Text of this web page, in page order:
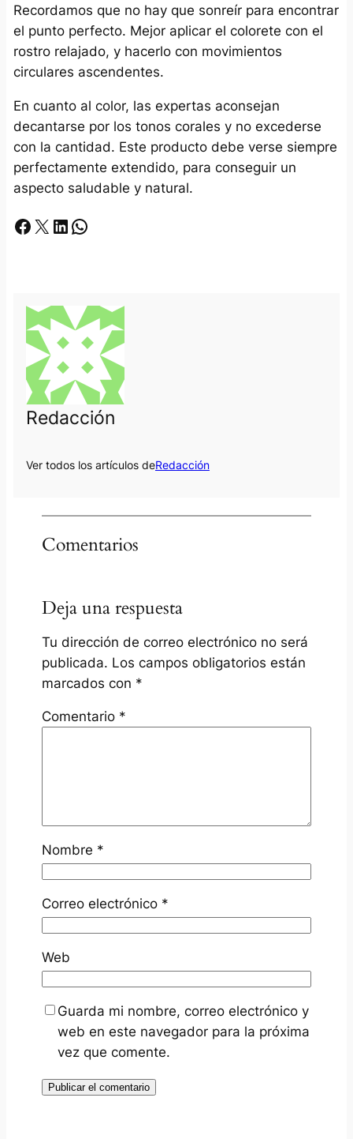
Recordamos que no hay que sonreír para encontrar
el punto perfecto. Mejor aplicar el colorete con el
rostro relajado, y hacerlo con movimientos
circulares ascendentes.
En cuanto al color, las expertas aconsejan
decantarse por los tonos corales y no excederse
con la cantidad. Este producto debe verse siempre
perfectamente extendido, para conseguir un
aspecto saludable y natural.
Facebook X LinkedIn Whatsapp
Redacción
Ver todos los artículos deRedacción
Comentarios
Deja una respuesta
Tu dirección de correo electrónico no será
publicada. Los campos obligatorios están
marcados con *
Comentario *
Nombre *
Correo electrónico *
Web
Guarda mi nombre, correo electrónico y
web en este navegador para la próxima
vez que comente.